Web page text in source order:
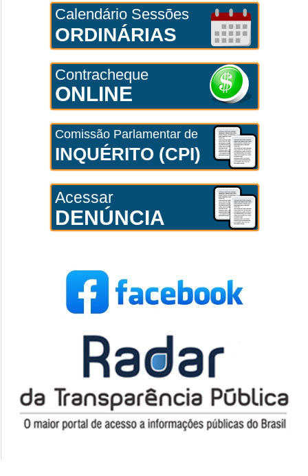
Calendário Sessões
ORDINÁRIAS
Contracheque
ONLINE
Comissão Parlamentar de
INQUÉRITO (CPI)
Acessar
DENÚNCIA